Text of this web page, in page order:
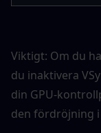
Viktigt: Om du
du inaktivera
din GPU-
den fördröjning